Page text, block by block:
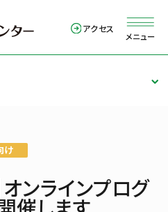
アクセス
メニュー
係の方
け
オンラインプログ